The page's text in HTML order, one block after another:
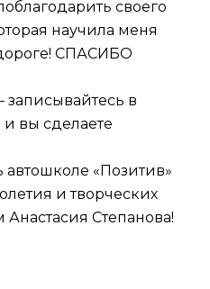
своего
научила меня
СПАСИБО
в
и вы сделаете
автошколе «Позитив»
и творческих
Степанова!